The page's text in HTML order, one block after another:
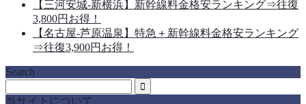
【三河安城-新横浜】新幹線料金格安ランキング⇒往復
3,800円お得！
【名古屋-芦原温泉】特急＋新幹線料金格安ランキング
⇒往復3,900円お得！
Search
当サイトについて